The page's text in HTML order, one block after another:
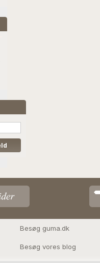
Besøg guma.dk
Besøg vores blog